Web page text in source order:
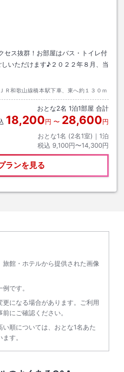
セス抜群！お部屋はバス・トイレ付
いただけます♪２０２２年８月、当
Ｒ和歌山線橋本駅下車、東へ約１３０ｍ
おとな2名 1泊1部屋 合計
18,200円 〜 28,600円
おとな1名 (2名1室)｜ 1泊
税込 9,100円〜14,300円
ランを見る
館・ホテルから提供された画像
です。
になる場合があります。ご利用
にご確認ください。
順については、おとな1名あた
す。